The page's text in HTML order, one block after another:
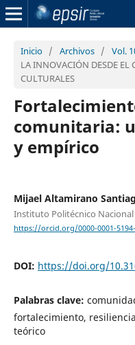
Inicio / Archivos / Vol.
LA INNOVACIÓN DESDE EL
CULTURALES
comunitaria:
y empírico
Mijael Altamirano
Instituto Politécnico Nacional
https://orcid.org/0000-0001-
DOI: https://doi.org/
Palabras clave:
fortalecimiento,
teórico